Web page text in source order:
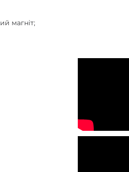
магніт;